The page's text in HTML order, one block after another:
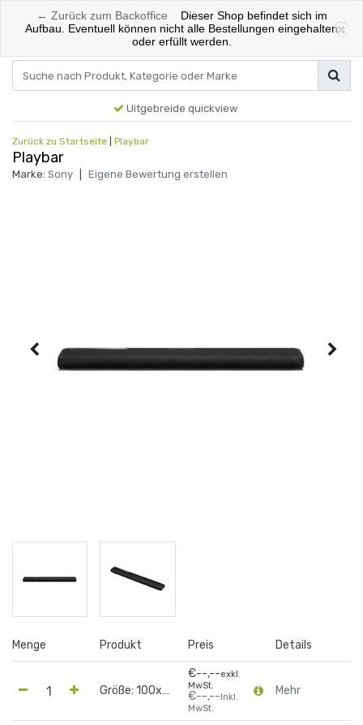
anmelden
0
Uitgebreide quickview
Zurück zu Startseite Playbar
Playbar
Marke: Sony Eigene Bewertung erstellen
Menge Produkt Preis Details
Größe: 100x80x38cm
€--,--exkl.
MwSt.
€--,-- Inkl.
MwSt.
Mehr
← Zurück zum Backoffice Dieser Shop befindet sich im
Aufbau. Eventuell können nicht alle Bestellungen eingehalten
oder erfüllt werden.